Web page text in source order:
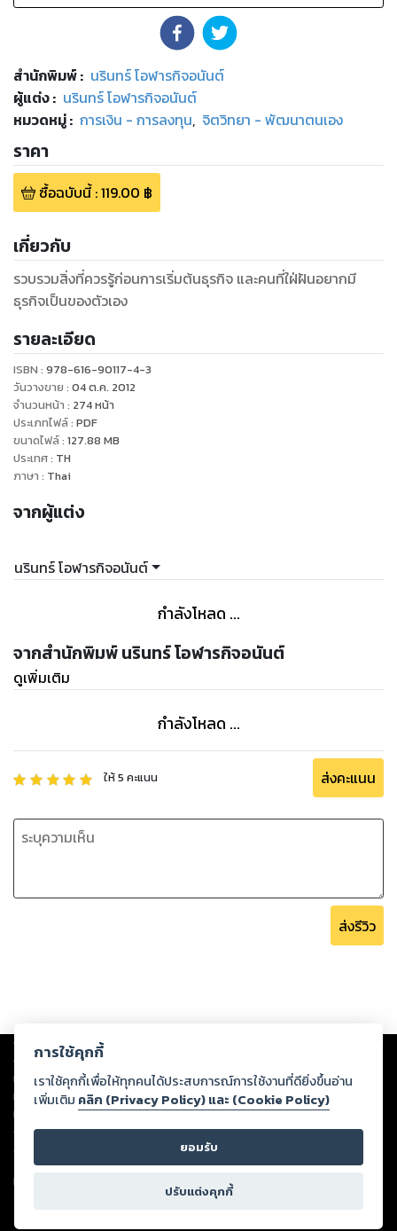
สำนักพิมพ์: นรินทร์ โอฬารกิจอนันต์
ผู้แต่ง : นรินทร์ โอฬารกิจอนันต์
หมวดหมู่: การเงิน - การลงทุน, จิตวิทยา - พัฒนาตนเอง
ราคา
ซื้อฉบับนี้:119.00 ฿
เกี่ยวกับ
รวบรวมสิ่งที่ควรรู้ก่อนการเริ่มต้นธุรกิจ และคนที่ใฝ่ฝันอยากมี
ธุรกิจเป็นของตัวเอง
รายละเอียด
ISBN : 978-616-90117-4-3
วันวางขาย : 04 ต.ค. 2012
จำนวนหน้า : 274หน้า
ประเภทไฟล์: PDF
ขนาดไฟล์: 127.88 MB
ประเทศ: TH
ภาษา : Thai
จากผู้แต่ง
นรินทร์ โอฬารกิจอนันต์
กำลังโหลด ...
จากสำนักพิมพ์ นรินทร์ โอฬารกิจอนันต์
ดูเพิ่มเติม
กำลังโหลด ...
ให้5 คะแนน ส่งคะแนน
ส่งรีวิว
Copyright © 2026
ต่อผลงานหรือเนื้อหาใดที่อัปโหลดผ่านเว็บไซต์และปรากฏว่าละเมิดสิทธิใน
ทรัพย์สินทางปัญญาของบุคคลอื่นหรือขัดต่อกฎหมายและศีลธรรม ดังนั้น ผู้อ่าน
ทุกท่านโปรดใช้วิจารณญาณในการกลั่นกรองด้วยตนเอง และหากท่านพบว่าส่วน
หนึ่งส่วนใดขัดต่อกฎหมายและศีลธรรม กรุณาแจ้งมายังบริษัท เพื่อทีมงานจะได้
ดำเนินการในทันที ทั้งนี้ ทางสตอรี่ล็อกขอสงวนลิขสิทธิ์ตามพระราชบัญญัติ
ลิขสิทธิ์ พ.ศ. 2537 (ฉบับล่าสุด)
For support: member@ookbee.com
Version
การใช้คุกกี้
เราใช้คุกกี้เพื่อให้ทุกคนได้ประสบการณ์การใช้งานที่ดียิ่งขึ้นอ่าน
เพิ่มเติม คลิก (Privacy Policy) และ (Cookie Policy)
ยอมรับ
ปรับแต่งคุกกี้